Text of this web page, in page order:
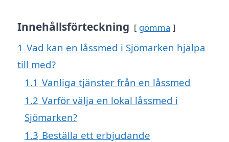
Innehållsförteckning gömma
1 Vad kan en låssmed i Sjömarken hjälpa
till med?
1.1 Vanliga tjänster från en låssmed
1.2 Varför välja en lokal låssmed i
Sjömarken?
1.3 Beställa ett erbjudande